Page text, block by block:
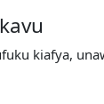
kiafya,